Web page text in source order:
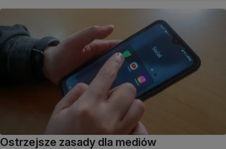
Ostrzejsze zasady dla mediów